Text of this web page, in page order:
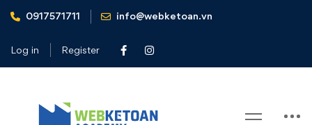
0917571711 info@webketoan.vn
Log in Register
Home
Tin tức - Sự kiện
Tàu